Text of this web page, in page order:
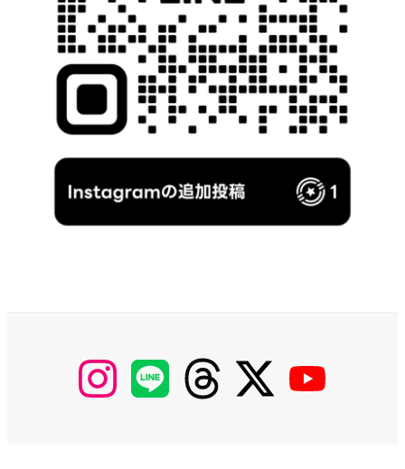
【Instagram】
MyKOBAKO
【LINE】 【threads】 【Twitter】